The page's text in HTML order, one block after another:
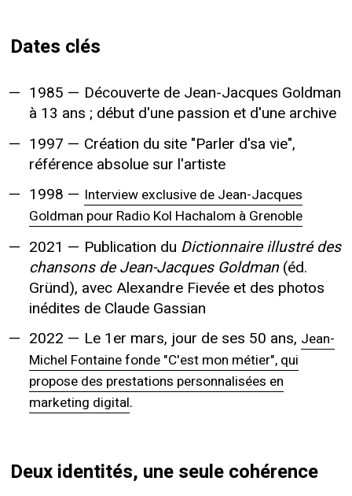
Dates clés
1985 — Découverte de Jean-Jacques Goldman
à 13 ans ; début d'une passion et d'une archive
1997 — Création du site "Parler d'sa vie",
référence absolue sur l'artiste
1998 — Interview exclusive de Jean-Jacques
Goldman pour Radio Kol Hachalom à Grenoble
2021 — Publication du Dictionnaire illustré des
chansons de Jean-Jacques Goldman(éd.
Gründ), avec Alexandre Fievée et des photos
inédites de Claude Gassian
2022 — Le 1er mars, jour de ses 50 ans, Jean-
Michel Fontaine fonde "C'est mon métier", qui
propose des prestations personnalisées en
marketing digital.
Deux identités, une seule cohérence